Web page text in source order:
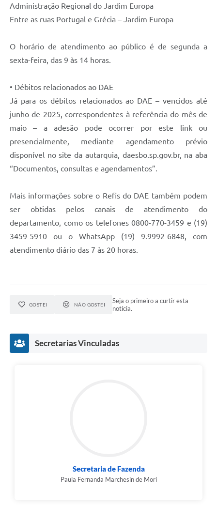
Administração Regional do Jardim Europa
Entre as ruas Portugal e Grécia – Jardim Europa
O horário de atendimento ao público é de segunda a
sexta-feira, das 9 às 14 horas.
• Débitos relacionados ao DAE
Já para os débitos relacionados ao DAE – vencidos até
junho de 2025, correspondentes à referência do mês de
maio – a adesão pode ocorrer por este link ou
presencialmente, mediante agendamento prévio
disponível no site da autarquia, daesbo.sp.gov.br, na aba
“Documentos, consultas e agendamentos”.
Mais informações sobre o Refis do DAE também podem
ser obtidas pelos canais de atendimento do
departamento, como os telefones 0800-770-3459 e (19)
3459-5910 ou o WhatsApp (19) 9.9992-6848, com
atendimento diário das 7 às 20 horas.
GOSTEI NÃO GOSTEI
Seja o primeiro a curtir esta
notícia.
Secretarias Vinculadas
Secretaria de Fazenda
Paula Fernanda Marchesin de Mori